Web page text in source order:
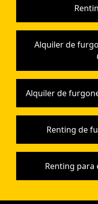
Alquiler de
Alquiler de
Renting de
Renting para